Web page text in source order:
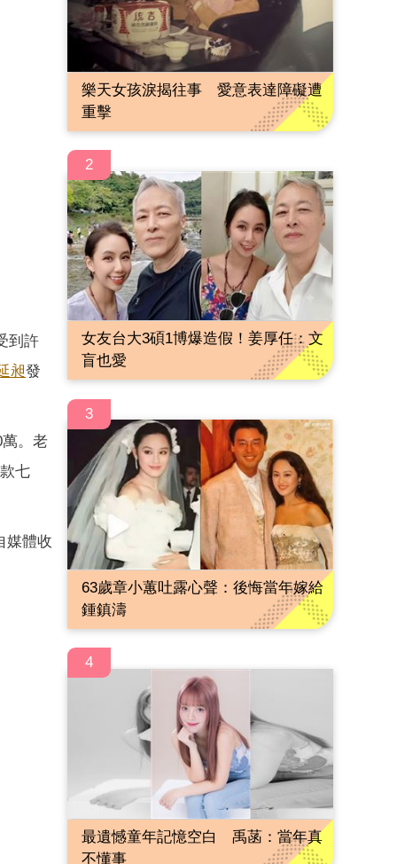
到許
昶發
。老
七
媒體收
樂天女孩淚揭往事 愛意表達障礙遭
重擊
2
女友台大3碩1博爆造假！姜厚任：文
盲也愛
3
63歲章小蕙吐露心聲：後悔當年嫁給
鍾鎮濤
4
最遺憾童年記憶空白 禹菡：當年真
不懂事